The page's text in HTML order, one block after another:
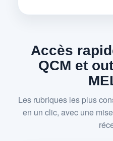
Accès
QCM et
Les rubriques les plus
en un clic, avec une